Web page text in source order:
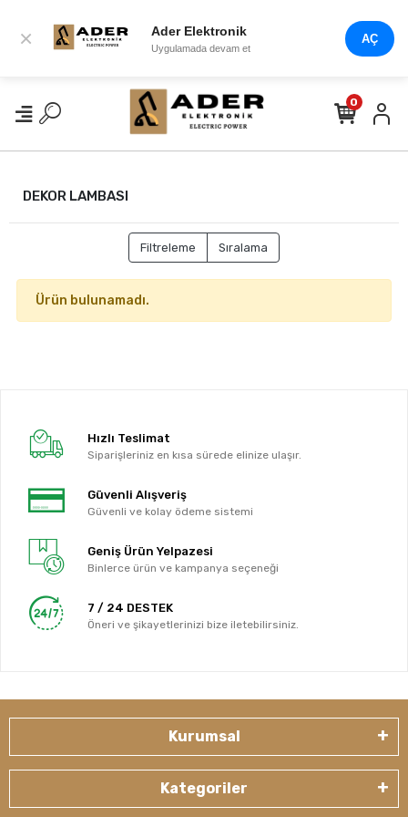
× Ader Elektronik
Uygulamada devam et
AÇ
0
DEKOR LAMBASI
Filtreleme Sıralama
Ürün bulunamadı.
Hızlı Teslimat
Siparişleriniz en kısa sürede elinize ulaşır.
Güvenli Alışveriş
Güvenli ve kolay ödeme sistemi
Geniş Ürün Yelpazesi
Binlerce ürün ve kampanya seçeneği
7 / 24 DESTEK
Öneri ve şikayetlerinizi bize iletebilirsiniz.
Kurumsal
Kategoriler